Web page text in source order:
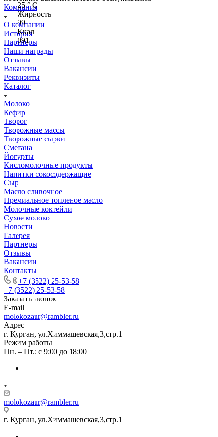
25 ° С
Жирность
99
Ккал
891
Компания
О компании
История
Партнеры
Наши награды
Отзывы
Вакансии
Реквизиты
Каталог
Молоко
Кефир
Творог
Творожные массы
Творожные сырки
Сметана
Йогурты
Кисломолочные продукты
Напитки сокосодержащие
Сыр
Масло сливочное
Премиальное топленое масло
Молочные коктейли
Сухое молоко
Новости
Галерея
Партнеры
Отзывы
Вакансии
Контакты
+7 (3522) 25-53-58
+7 (3522) 25-53-58
Заказать звонок
E-mail
molokozaur@rambler.ru
Адрес
г. Курган, ул.Химмашевская,3,стр.1
Режим работы
Пн. – Пт.: с 9:00 до 18:00
molokozaur@rambler.ru
г. Курган, ул.Химмашевская,3,стр.1